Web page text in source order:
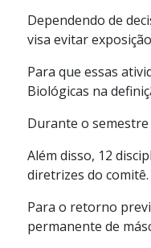
Dependendo de
visa evitar
Para que essas
Biológicas na
Durante o
Além disso, 12
diretrizes do
Para o retorno
permanente de